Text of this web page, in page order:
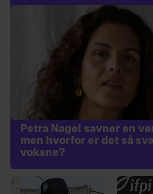
Petra Nagel savner en
men hvorfor er det så
voksne?